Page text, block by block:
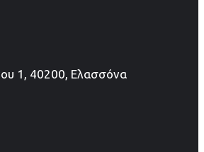
1, 40200, Ελασσόνα